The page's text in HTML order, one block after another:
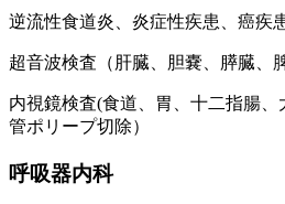
逆流性食道炎、炎症性疾患、癌疾
超音波検査（肝臓、胆嚢、膵臓、
内視鏡検査(食道、胃、十二指腸
管ポリープ切除）
呼吸器内科